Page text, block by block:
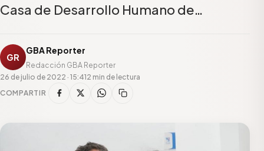
Casa de Desarrollo Humano de…
GR
GBA Reporter
Redacción GBA Reporter
26 de julio de 2022 · 15:412 min de lectura
COMPARTIR